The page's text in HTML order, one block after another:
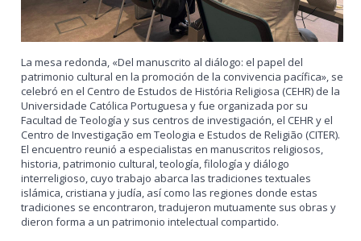
La mesa redonda, «Del manuscrito al diálogo: el papel del
patrimonio cultural en la promoción de la convivencia pacífica», se
celebró en el Centro de Estudos de História Religiosa (CEHR) de la
Universidade Católica Portuguesa y fue organizada por su
Facultad de Teología y sus centros de investigación, el CEHR y el
Centro de Investigação em Teologia e Estudos de Religião (CITER).
El encuentro reunió a especialistas en manuscritos religiosos,
historia, patrimonio cultural, teología, filología y diálogo
interreligioso, cuyo trabajo abarca las tradiciones textuales
islámica, cristiana y judía, así como las regiones donde estas
tradiciones se encontraron, tradujeron mutuamente sus obras y
dieron forma a un patrimonio intelectual compartido.